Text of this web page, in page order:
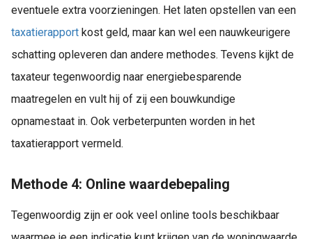
eventuele extra voorzieningen. Het laten opstellen van een
taxatierapport kost geld, maar kan wel een nauwkeurigere
schatting opleveren dan andere methodes. Tevens kijkt de
taxateur tegenwoordig naar energiebesparende
maatregelen en vult hij of zij een bouwkundige
opnamestaat in. Ook verbeterpunten worden in het
taxatierapport vermeld.
Methode 4: Online waardebepaling
Tegenwoordig zijn er ook veel online tools beschikbaar